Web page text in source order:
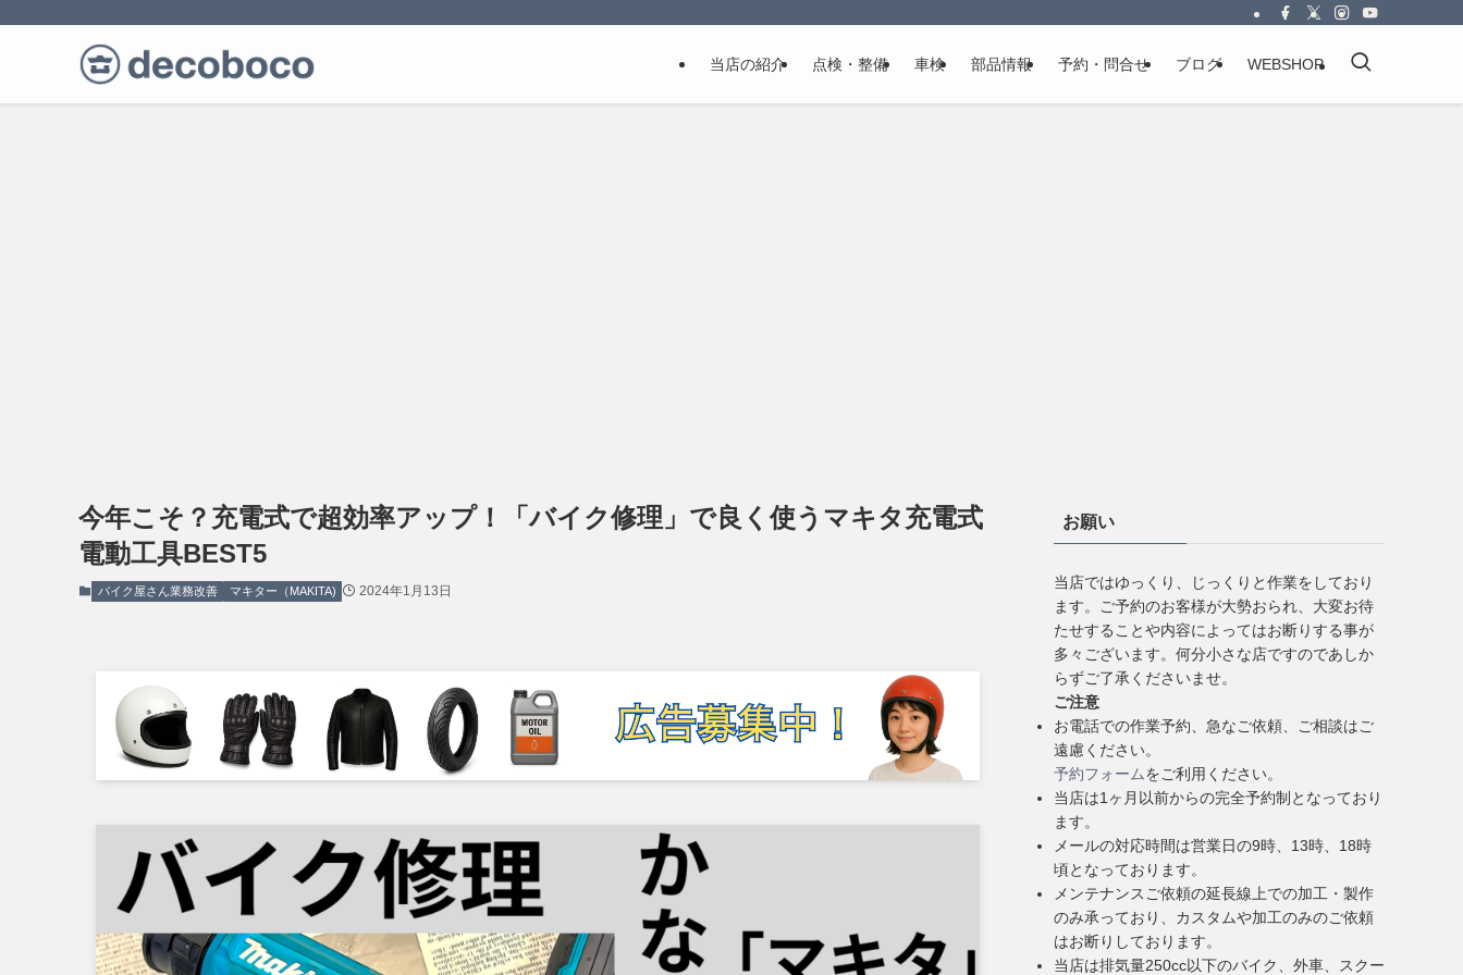
当店の紹介 点検・整備 車検 部品情報 予約・問合せ ブログ WEBSHOP
今年こそ？充電式で超効率アップ！「バイク修理」で良く使うマキタ充電式
電動工具BEST5
バイク屋さん業務改善 マキター（MAKITA) 2024年1月13日
お願い
当店ではゆっくり、じっくりと作業をしており
ます。ご予約のお客様が大勢おられ、大変お待
たせすることや内容によってはお断りする事が
多々ございます。何分小さな店ですのであしか
らずご了承くださいませ。
ご注意
お電話での作業予約、急なご依頼、ご相談はご
遠慮ください。
予約フォームをご利用ください。
当店は1ヶ月以前からの完全予約制となっており
ます。
メールの対応時間は営業日の9時、13時、18時
頃となっております。
メンテナンスご依頼の延長線上での加工・製作
のみ承っており、カスタムや加工のみのご依頼
はお断りしております。
当店は排気量250cc以下のバイク、外車、スクー